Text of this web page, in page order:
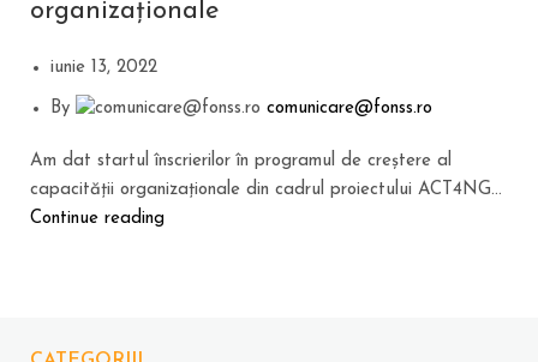
organizaționale
iunie 13, 2022
By comunicare@fonss.ro
Am dat startul înscrierilor în programul de creștere al
capacității organizaționale din cadrul proiectului ACT4NG...
Continue reading